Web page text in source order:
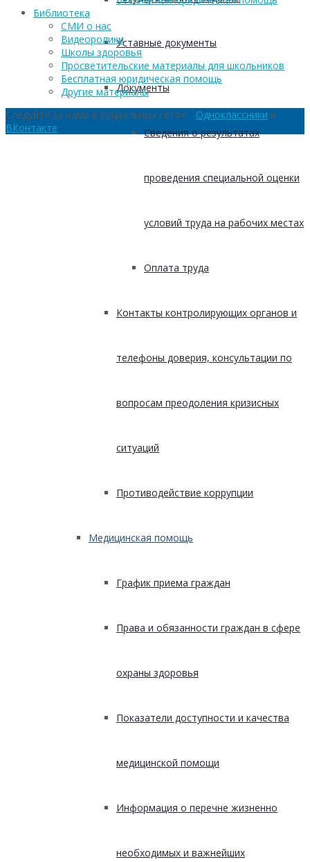
Уставные документы
Документы
Сведения о результатах
проведения специальной оценки
условий труда на рабочих местах
Оплата труда
Контакты контролирующих органов и
телефоны доверия, консультации по
вопросам преодоления кризисных
ситуаций
Противодействие коррупции
Медицинская помощь
График приема граждан
Права и обязанности граждан в сфере
охраны здоровья
Показатели доступности и качества
медицинской помощи
Информация о перечне жизненно
необходимых и важнейших
Библиотека
СМИ о нас
Видеоролики
Школы здоровья
Просветительские материалы для школьников
Бесплатная юридическая помощь
Другие материалы
Следуйте за нами в социальных сетях: Одноклассники и
ВКонтакте